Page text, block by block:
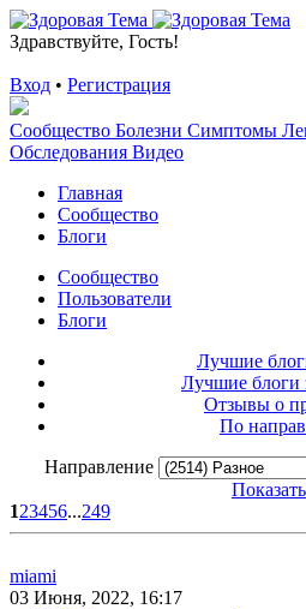
Здравствуйте, Гость!
Вход • Регистрация
Сообщество Болезни Симптомы
Обследования Видео
Главная
Сообщество
Блоги
Сообщество
Пользователи
Блоги
Лучшие
Лучшие блоги
Отзывы о
По
Направление
Показать
123456...249
miami
03 Июня, 2022, 16:17